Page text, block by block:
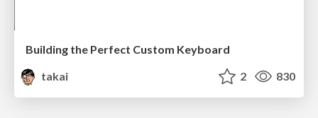
Building the Perfect Custom Keyboard
takai
2 830